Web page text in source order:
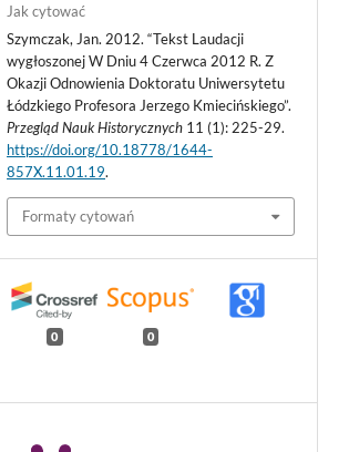
Jak cytować
Szymczak, Jan. 2012. “Tekst Laudacji
wygłoszonej W Dniu 4 Czerwca 2012 R. Z
Okazji Odnowienia Doktoratu Uniwersytetu
Łódzkiego Profesora Jerzego Kmiecińskiego”.
Przegląd Nauk Historycznych 11 (1): 225-29.
https://doi.org/10.18778/1644-
857X.11.01.19.
Formaty cytowań
0 0